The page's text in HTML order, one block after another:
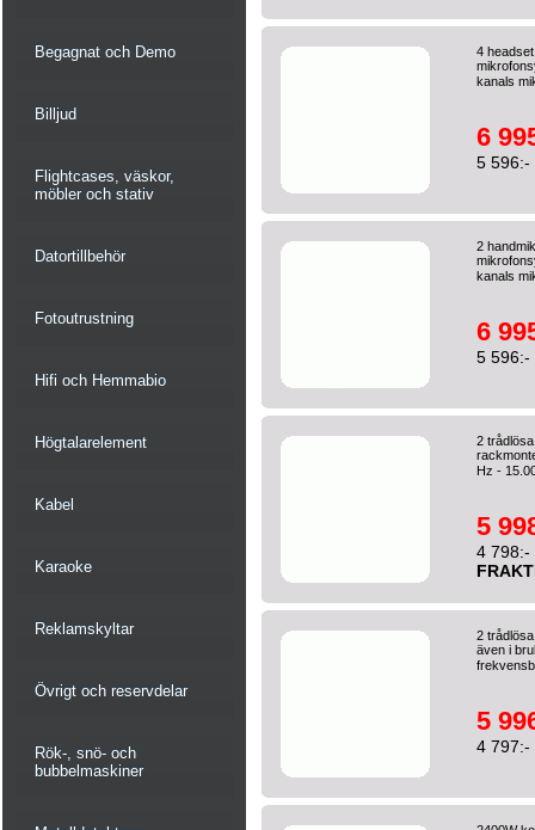
Begagnat och Demo
Billjud
Flightcases, väskor,
möbler och stativ
Datortillbehör
Fotoutrustning
Hifi och Hemmabio
Högtalarelement
Kabel
Karaoke
Reklamskyltar
Övrigt och reservdelar
Rök-, snö- och
bubbelmaskiner
4
kanals
6
5 596:-
2
kanals
6
5 596:-
2
Hz -
5
4 798:-
2
även i
5
4 797:-